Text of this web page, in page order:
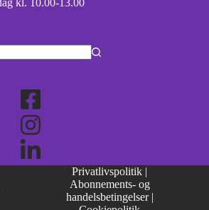
kl. 10.00-13.00
Privatlivspolitik |
Abonnements- og
handelsbetingelser |